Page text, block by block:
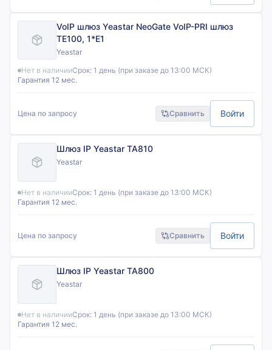
VoIP шлюз Yeastar NeoGate VoIP-PRI шлюз
TE100, 1*E1
Yeastar
Нет в наличииСрок: 1 день (при заказе до 13:00 МСК)
Гарантия 12 мес.
Цена по запросу Сравнить Войти
Шлюз IP Yeastar TA810
Yeastar
Нет в наличииСрок: 1 день (при заказе до 13:00 МСК)
Гарантия 12 мес.
Цена по запросу Сравнить Войти
Шлюз IP Yeastar TA800
Yeastar
Нет в наличииСрок: 1 день (при заказе до 13:00 МСК)
Гарантия 12 мес.